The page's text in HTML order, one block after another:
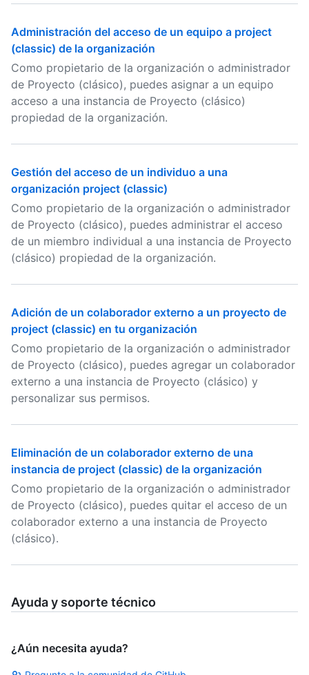
Administración del acceso de un equipo a project
(classic) de la organización
Como propietario de la organización o administrador
de Proyecto (clásico), puedes asignar a un equipo
acceso a una instancia de Proyecto (clásico)
propiedad de la organización.
Gestión del acceso de un individuo a una
organización project (classic)
Como propietario de la organización o administrador
de Proyecto (clásico), puedes administrar el acceso
de un miembro individual a una instancia de Proyecto
(clásico) propiedad de la organización.
Adición de un colaborador externo a un proyecto de
project (classic) en tu organización
Como propietario de la organización o administrador
de Proyecto (clásico), puedes agregar un colaborador
externo a una instancia de Proyecto (clásico) y
personalizar sus permisos.
Eliminación de un colaborador externo de una
instancia de project (classic) de la organización
Como propietario de la organización o administrador
de Proyecto (clásico), puedes quitar el acceso de un
colaborador externo a una instancia de Proyecto
(clásico).
Ayuda y soporte técnico
¿Aún necesita ayuda?